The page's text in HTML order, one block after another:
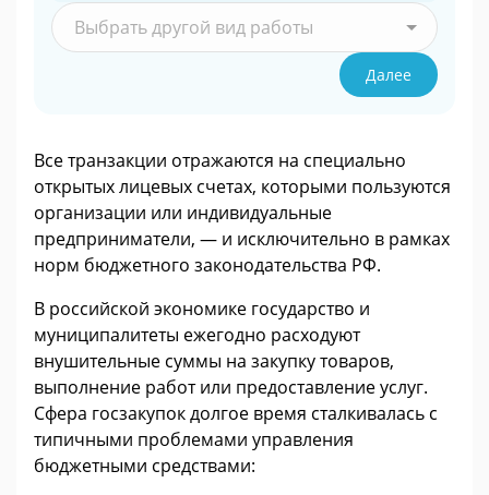
Выбрать другой вид работы
Далее
Все транзакции отражаются на специально
открытых лицевых счетах, которыми пользуются
организации или индивидуальные
предприниматели, — и исключительно в рамках
норм бюджетного законодательства РФ.
В российской экономике государство и
муниципалитеты ежегодно расходуют
внушительные суммы на закупку товаров,
выполнение работ или предоставление услуг.
Сфера госзакупок долгое время сталкивалась с
типичными проблемами управления
бюджетными средствами: